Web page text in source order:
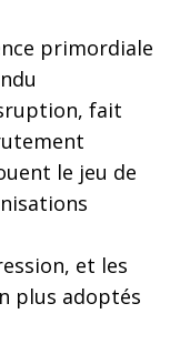
primordiale
fait
le jeu de
et les
plus adoptés